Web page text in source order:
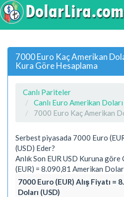
7000 Euro Kaç Amerikan
Kura Göre Hesaplama
Canlı Pariteler
Canlı Euro Amerikan
7000 Euro Kaç Amerikan
Serbest piyasada 7000 Euro
(USD) Eder?
Anlık Son EUR USD Kuruna
(EUR) = 8.090,81 Amerikan
7000 Euro (EUR) Alış Fiyatı =
Doları (USD)